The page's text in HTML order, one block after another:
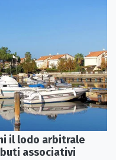
il lodo arbitrale
associativi